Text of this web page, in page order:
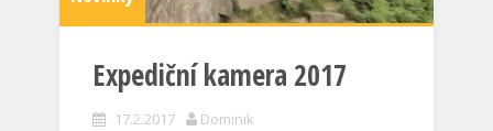
Expediční kamera 2017
17.2.2017 Dominik